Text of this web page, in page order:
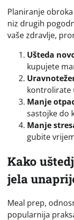
Planiranje
niz drugih
vaše zdravlje,
Ušteda
kupujete
kontrolirate
Manje
sastojke do
Manje
gubite
Kako
jela
Meal prep,
popularnija